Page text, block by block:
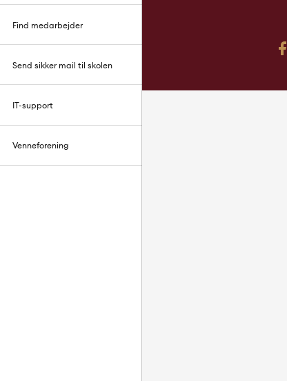
Find medarbejder
Send sikker mail til skolen
IT-support
Venneforening